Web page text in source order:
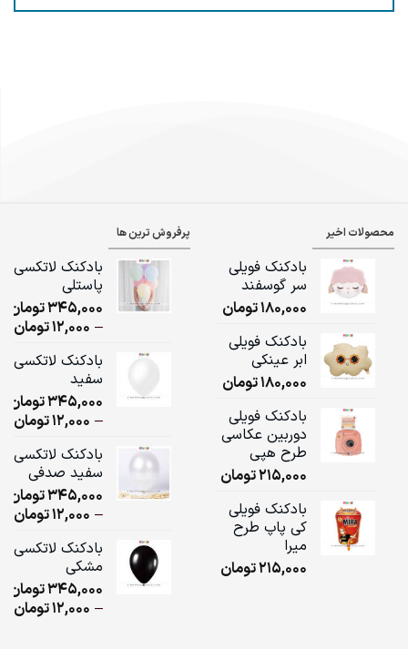
محصولات اخیر
بادکنک فویلی
سر گوسفند
180,000تومان
بادکنک فویلی
ابر عینکی
180,000تومان
بادکنک فویلی
دوربین عکاسی
طرح هپی
215,000تومان
بادکنک فویلی
کی پاپ طرح
میرا
215,000تومان
پرفروش ترین ها
بادکنک لاتکسی
پاستلی
345,000تومان
–
12,000تومان
بادکنک لاتکسی
سفید
345,000تومان
–
12,000تومان
بادکنک لاتکسی
سفید صدفی
345,000تومان
–
12,000تومان
بادکنک لاتکسی
مشکی
345,000تومان
–
12,000تومان